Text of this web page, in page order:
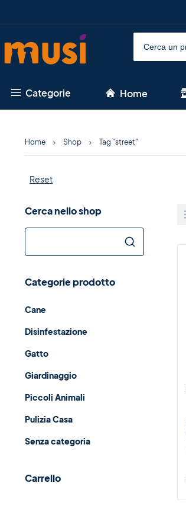
Categorie Home
Home Shop Tag "street"
Reset
Cerca nello shop
Categorie prodotto
Cane
Disinfestazione
Gatto
Giardinaggio
Piccoli Animali
Pulizia Casa
Senza categoria
Carrello